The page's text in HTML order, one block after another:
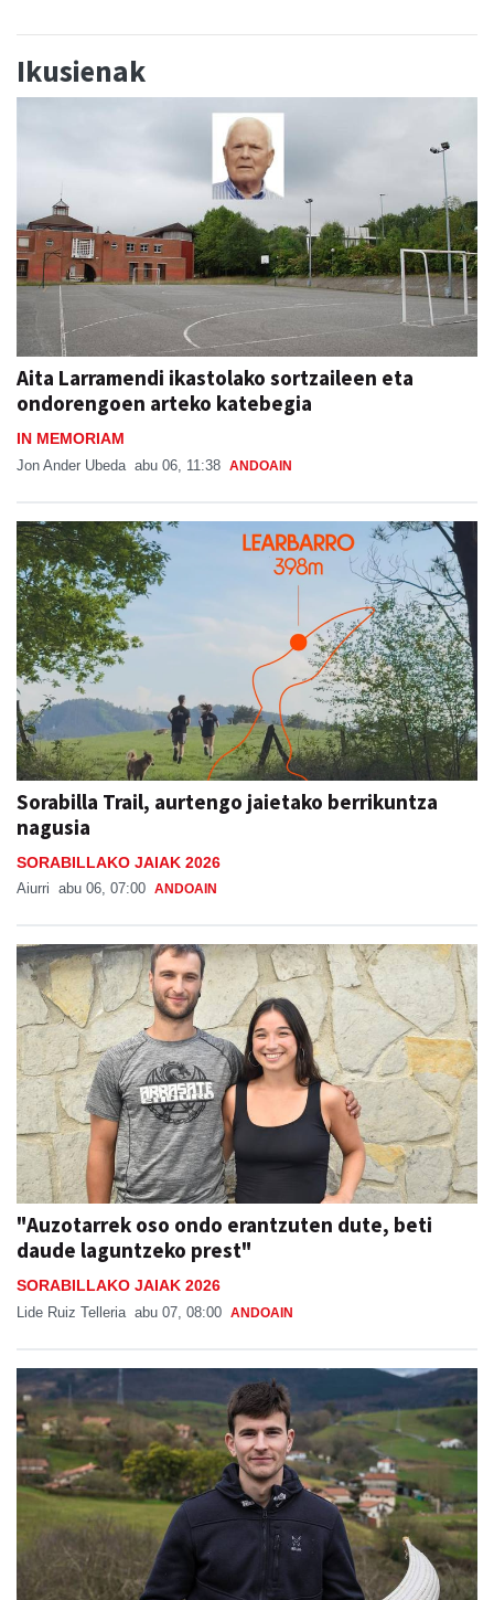
Ikusienak
Aita Larramendi ikastolako sortzaileen eta
ondorengoen arteko katebegia
IN MEMORIAM
Jon Ander Ubeda abu 06, 11:38 ANDOAIN
Sorabilla Trail, aurtengo jaietako berrikuntza
nagusia
SORABILLAKO JAIAK 2026
Aiurri abu 06, 07:00 ANDOAIN
"Auzotarrek oso ondo erantzuten dute, beti
daude laguntzeko prest"
SORABILLAKO JAIAK 2026
Lide Ruiz Telleria abu 07, 08:00 ANDOAIN